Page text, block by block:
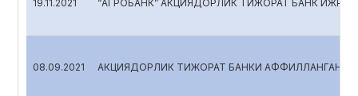
19.11.2021 “АГРОБАНК” АКЦИЯДОРЛИК ТИЖОРАТ БАНК
08.09.2021 АКЦИЯДОРЛИК ТИЖОРАТ БАНКИ АФФИЛЛАНГАН